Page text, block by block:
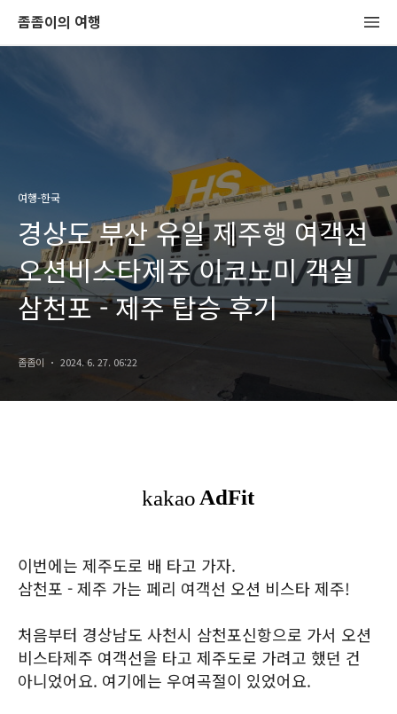
좀좀이의 여행
여행-한국
경상도 부산 유일 제주행 여객선
오션비스타제주 이코노미 객실
삼천포 - 제주 탑승 후기
좀좀이 2024. 6. 27. 06:22
이번에는 제주도로 배 타고 가자.
삼천포 - 제주 가는 페리 여객선 오션 비스타 제주!
처음부터 경상남도 사천시 삼천포신항으로 가서 오션
비스타제주 여객선을 타고 제주도로 가려고 했던 건
아니었어요. 여기에는 우여곡절이 있었어요.